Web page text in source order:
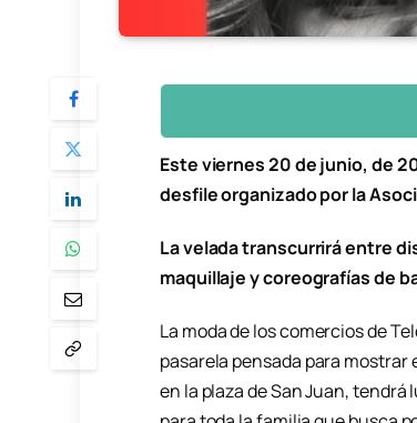
Este viernes 20 de junio, de
desfile organizado por la
La velada transcurrirá entre
maquillaje y coreografías de
La moda de los comercios de
pasarela pensada para mostrar
en la plaza de San Juan,